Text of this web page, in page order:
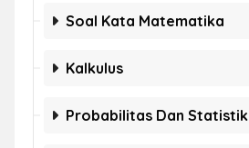
Soal Kata Matematika
Kalkulus
Probabilitas Dan Statistik